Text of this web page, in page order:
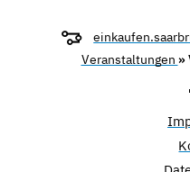
Veranstaltungen »